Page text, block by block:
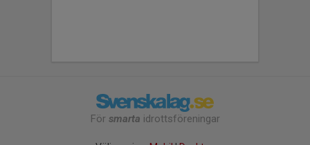
För smarta idrottsföreningar